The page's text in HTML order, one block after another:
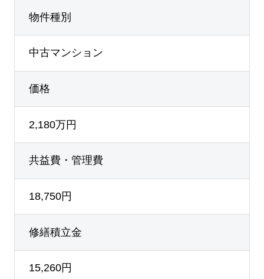
物件種別
中古マンション
価格
2,180万円
共益費・管理費
18,750円
修繕積立金
15,260円